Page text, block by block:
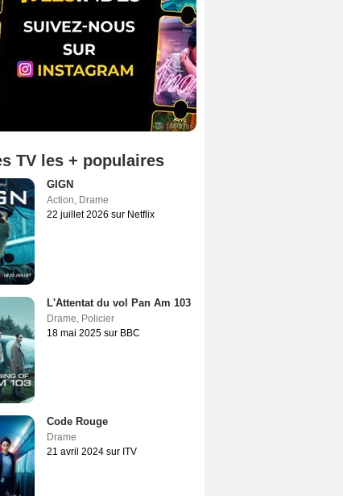
TV les + populaires
GIGN
Action, Drame
22 juillet 2026 sur Netflix
L'Attentat du vol Pan Am 103
Drame, Policier
18 mai 2025 sur BBC
Code Rouge
Drame
21 avril 2024 sur ITV